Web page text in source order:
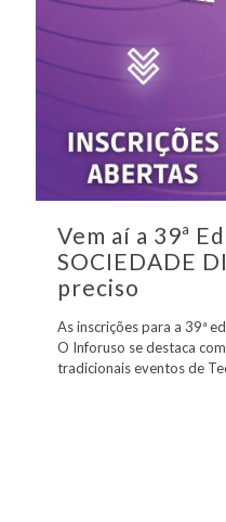
Vem aí a 39ª
SOCIEDADE
preciso
As inscrições para a 39ª
O Inforuso se destaca
tradicionais eventos de